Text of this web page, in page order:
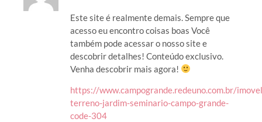
Este site é realmente demais. Sempre que
acesso eu encontro coisas boas Você
também pode acessar o nosso site e
descobrir detalhes! Conteúdo exclusivo.
Venha descobrir mais agora!
https://www.campogrande.redeuno.com.br/
terreno-jardim-seminario-campo-grande-
code-304